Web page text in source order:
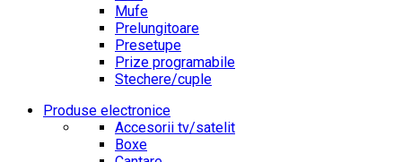
Mufe
Prelungitoare
Presetupe
Prize programabile
Stechere/cuple
Produse electronice
Accesorii tv/satelit
Boxe